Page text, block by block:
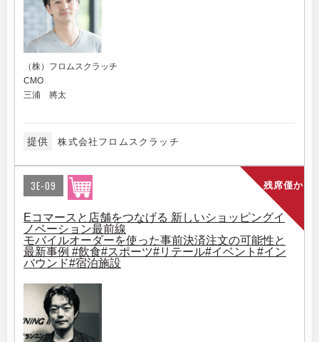
（株）フロムスクラッチ
CMO
三浦 將太
提供 株式会社フロムスクラッチ
残席僅か
3E-09
Eコマースと店舗をつなげる 新しいショッピングイ
ノベーション最前線
モバイルオーダーを使った事前決済注文の可能性と
最新事例 #飲食#スポーツ#リテール#イベント#イン
バウンド#宿泊施設